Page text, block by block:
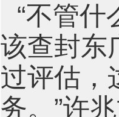
“不管
该查封东
过评估，
务。”许